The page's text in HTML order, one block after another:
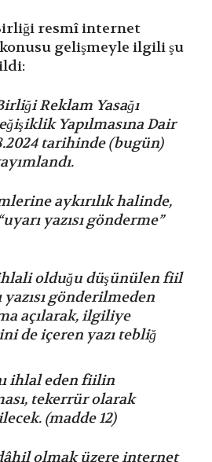
resmî internet
gelişmeyle ilgili şu
Reklam Yasağı
Yapılmasına Dair
tarihinde (bugün)
aykırılık halinde,
yazısı gönderme”
olduğu düşünülen fiil
gönderilmeden
açılarak, ilgiliye
de içeren yazı tebliğ
ihlal eden fiilin
tekerrür olarak
(madde 12)
olmak üzere internet